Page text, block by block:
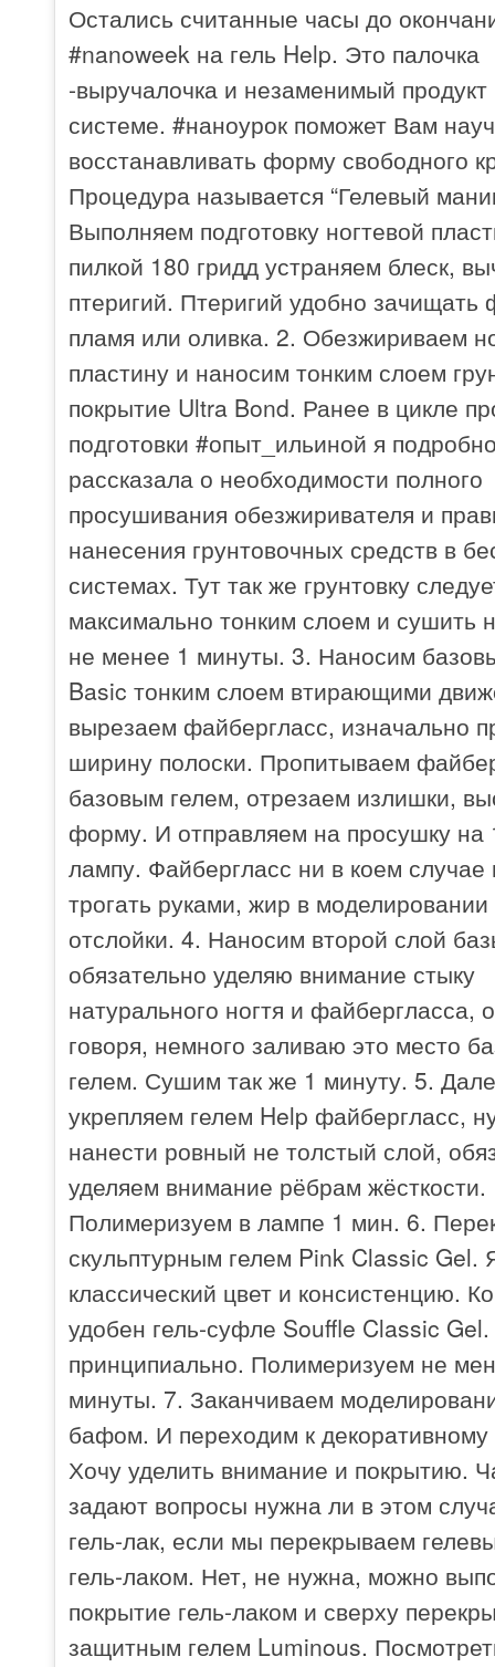
Остались считанные часы до
#nanoweek на гель Help. Это палочка
-выручалочка и незаменимый продукт
системе. #наноурок поможет Вам
восстанавливать форму свободного
Процедура называется “Гелевый
Выполняем подготовку ногтевой
пилкой 180 гридд устраняем блеск,
птеригий. Птеригий удобно зачищать
пламя или оливка. 2. Обезжириваем
пластину и наносим тонким слоем
покрытие Ultra Bond. Ранее в цикле
подготовки #опыт_ильиной я
рассказала о необходимости полного
просушивания обезжиривателя и
нанесения грунтовочных средств в
системах. Тут так же грунтовку
максимально тонким слоем и сушить
не менее 1 минуты. 3. Наносим
Basic тонким слоем втирающими
вырезаем файбергласс, изначально
ширину полоски. Пропитываем
базовым гелем, отрезаем излишки,
форму. И отправляем на просушку на
лампу. Файбергласс ни в коем случае
трогать руками, жир в
отслойки. 4. Наносим второй слой
обязательно уделяю внимание стыку
натурального ногтя и файбергласса,
говоря, немного заливаю это место
гелем. Сушим так же 1 минуту. 5.
укрепляем гелем Help файбергласс,
нанести ровный не толстый слой,
уделяем внимание рёбрам жёсткости.
Полимеризуем в лампе 1 мин. 6.
скульптурным гелем Pink Classic Gel.
классический цвет и консистенцию.
удобен гель-суфле Souffle Classic
принципиально. Полимеризуем не
минуты. 7. Заканчиваем
бафом. И переходим к
Хочу уделить внимание и покрытию.
задают вопросы нужна ли в этом
гель-лак, если мы перекрываем
гель-лаком. Нет, не нужна, можно
покрытие гель-лаком и сверху
защитным гелем Luminous.